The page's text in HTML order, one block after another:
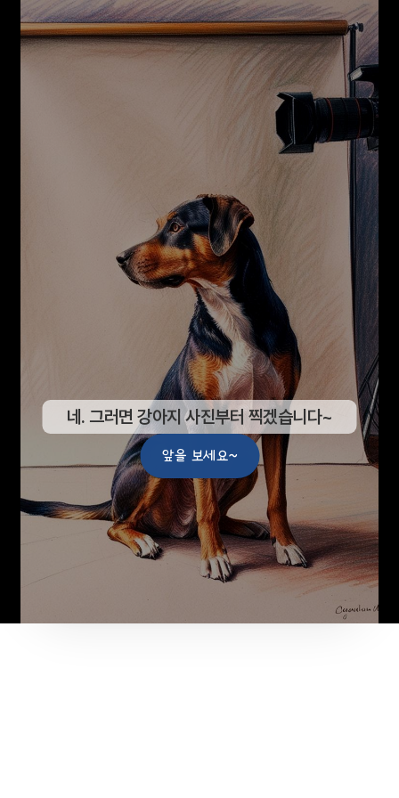
네. 그러면 강아지 사진부터 찍겠습니다~
앞을 보세요~